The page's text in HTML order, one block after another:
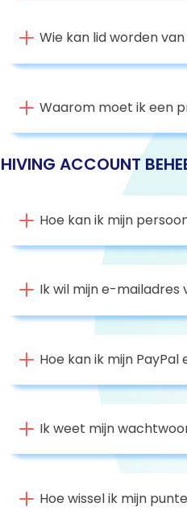
Wie kan lid worden van
Waarom moet ik een
HIVING ACCOUNT
Hoe kan ik mijn
Ik wil mijn e-mailadres
Hoe kan ik mijn
Ik weet mijn
Hoe wissel ik mijn